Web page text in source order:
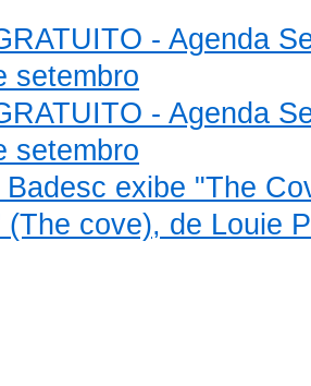
- Agenda
setembro
- Agenda
setembro
exibe "The
(The cove), de Louie